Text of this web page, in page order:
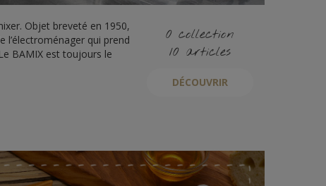
Objet breveté en 1950,
l’électroménager qui prend
BAMIX est toujours le
0 collection
10 articles
DÉCOUVRIR